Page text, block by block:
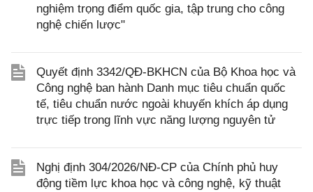
nghiệm trọng điểm quốc gia, tập trung cho công
nghệ chiến lược"
Quyết định 3342/QĐ-BKHCN của Bộ Khoa học và
Công nghệ ban hành Danh mục tiêu chuẩn quốc
tế, tiêu chuẩn nước ngoài khuyến khích áp dụng
trực tiếp trong lĩnh vực năng lượng nguyên tử
Nghị định 304/2026/NĐ-CP của Chính phủ huy
động tiềm lực khoa học và công nghệ, kỹ thuật